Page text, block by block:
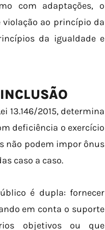
com adaptações, o
ao princípio da
da igualdade e
13.146/2015, determina
deficiência o exercício
não podem impor ônus
caso a caso.
é dupla: fornecer
em conta o suporte
objetivos ou que